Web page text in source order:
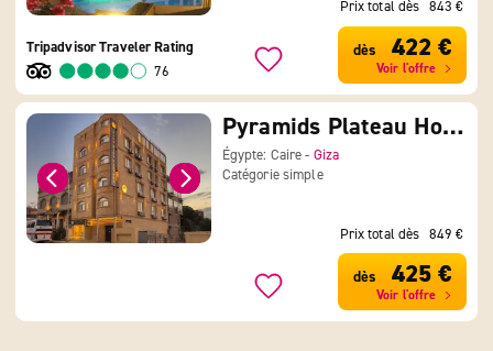
Tripadvisor Traveler Rating
76
Prix total dès 843 €
dès 422 €
Voir l'offre
Pyramids Plateau Hotel
Égypte: Caire - Giza
Catégorie simple
Prix total dès 849 €
dès 425 €
Voir l'offre